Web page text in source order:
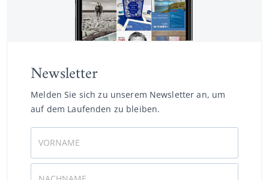
Newsletter
Melden Sie sich zu unserem Newsletter an, um
auf dem Laufenden zu bleiben.